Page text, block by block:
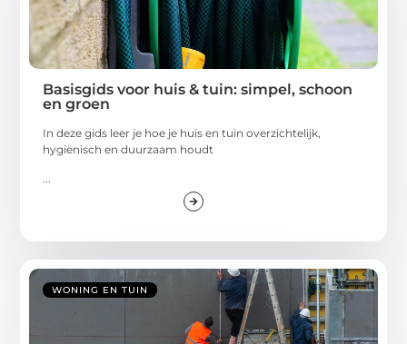
Basisgids voor huis & tuin: simpel, schoon
en groen
In deze gids leer je hoe je huis en tuin overzichtelijk,
hygiënisch en duurzaam houdt
...
WONING EN TUIN